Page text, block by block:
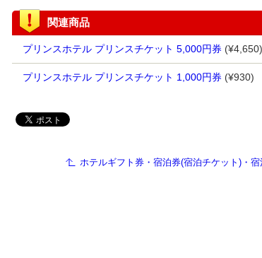
関連商品
プリンスホテル プリンスチケット 5,000円券 (¥4,650)
プリンスホテル プリンスチケット 1,000円券 (¥930)
ホテルギフト券・宿泊券(宿泊チケット)・